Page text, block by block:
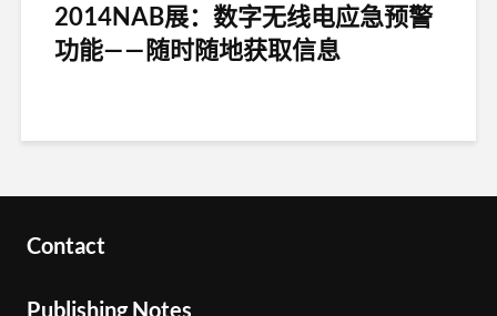
2014NAB展：数字无线电应急预警
功能——随时随地获取信息
Contact
Publishing Notes